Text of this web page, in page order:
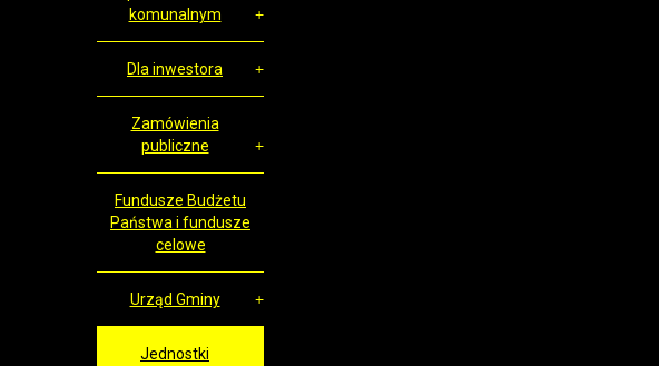
komunalnym
Dla inwestora
Zamówienia
publiczne
Fundusze Budżetu
Państwa i fundusze
celowe
Urząd Gminy
Jednostki